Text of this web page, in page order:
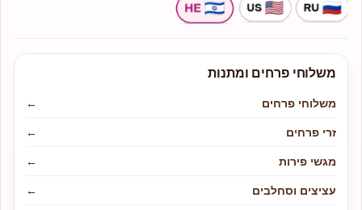
משלוחי פרחים ומתנות
משלוחי פרחים
←
זרי פרחים
←
מגשי פירות
←
עציצים וסחלבים
←